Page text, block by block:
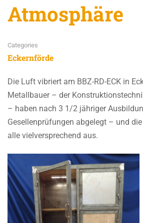
Atmosphäre
Categories
Eckernförde
Die Luft vibriert am BBZ-RD-ECK in
Metallbauer – der
– haben nach 3 1/2 jähriger
Gesellenprüfungen abgelegt – und
alle vielversprechend aus.